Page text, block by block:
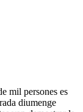
mil persones es
diumenge